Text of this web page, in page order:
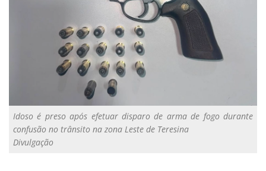
Idoso é preso após efetuar disparo de arma de fogo durante
confusão no trânsito na zona Leste de Teresina
Divulgação